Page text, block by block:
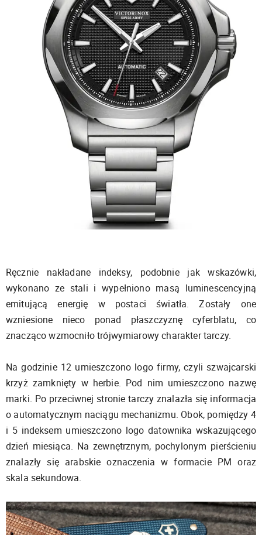
Ręcznie nakładane indeksy, podobnie jak wskazówki,
wykonano ze stali i wypełniono masą luminescencyjną
emitującą energię w postaci światła. Zostały one
wzniesione nieco ponad płaszczyznę cyferblatu, co
znacząco wzmocniło trójwymiarowy charakter tarczy.
Na godzinie 12 umieszczono logo firmy, czyli szwajcarski
krzyż zamknięty w herbie. Pod nim umieszczono nazwę
marki. Po przeciwnej stronie tarczy znalazła się informacja
o automatycznym naciągu mechanizmu. Obok, pomiędzy 4
i 5 indeksem umieszczono logo datownika wskazującego
dzień miesiąca. Na zewnętrznym, pochylonym pierścieniu
znalazły się arabskie oznaczenia w formacie PM oraz
skala sekundowa.